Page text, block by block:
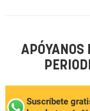
APÓYANOS
Suscríbete